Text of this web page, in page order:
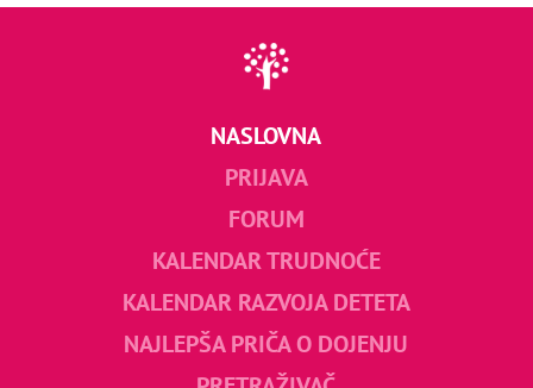
NASLOVNA
PRIJAVA
FORUM
KALENDAR TRUDNOĆE
KALENDAR RAZVOJA DETETA
NAJLEPŠA PRIČA O DOJENJU